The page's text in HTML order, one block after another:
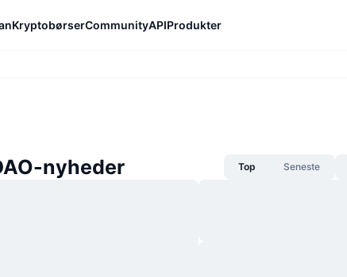
KryptobørserCommunityAPIProdukter
nyheder Top Seneste